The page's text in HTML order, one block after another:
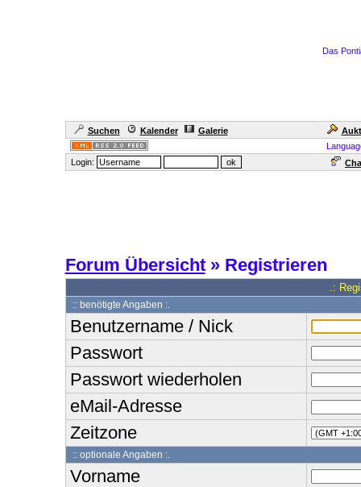
Das
Suchen Kalender Galerie
Login:
Forum Übersicht» Registrieren
.:
:: benötigte Angaben :.
Benutzername / Nick
Passwort
Passwort wiederholen
eMail-Adresse
Zeitzone
:: optionale Angaben :.
Vorname